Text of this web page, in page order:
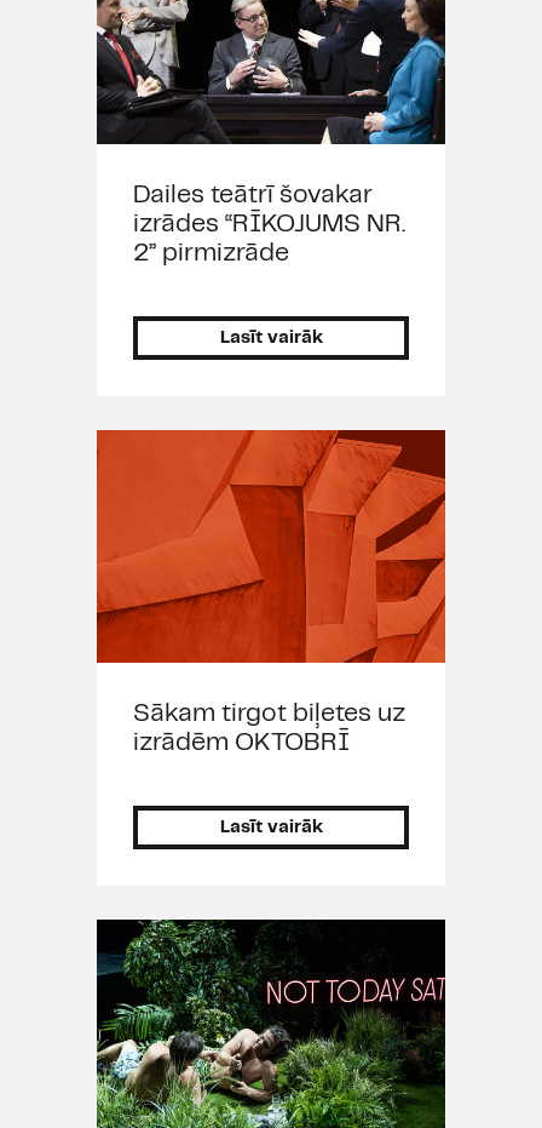
Dailes teātrī šovakar
izrādes “RĪKOJUMS NR.
2” pirmizrāde
Lasīt vairāk
Sākam tirgot biļetes uz
izrādēm OKTOBRĪ
Lasīt vairāk